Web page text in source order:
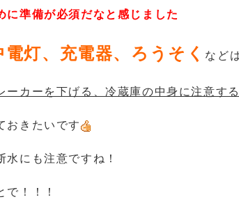
に準備が必須だなと感じました
電灯、充電器、ろうそく など
カーを下げる、冷蔵庫の中身に注意する
おきたいです
にも注意ですね！
！！！